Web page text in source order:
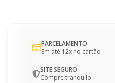
PARCELAMENTO
Em até 12x no cartão
SITE SEGURO
Compre tranquilo